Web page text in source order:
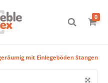
0
mit Einlegeböden Stangen